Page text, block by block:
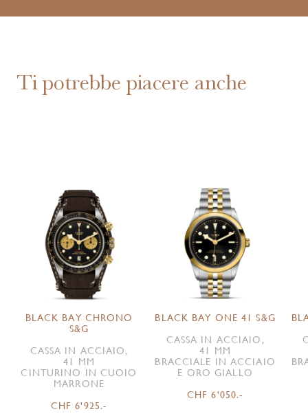
Ti potrebbe piacere anche
BLACK BAY CHRONO
S&G
CASSA IN ACCIAIO,
41 MM
CINTURINO IN CUOIO
MARRONE
CHF 6'925.-
BLACK BAY ONE 41 S&G
CASSA IN ACCIAIO,
41 MM
BRACCIALE IN ACCIAIO
E ORO GIALLO
CHF 6'050.-